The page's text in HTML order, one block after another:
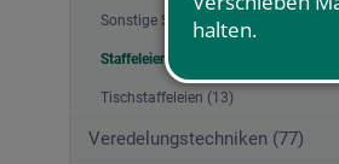
Sonstige Staffeleien (3)
Staffeleien Zubehör (3)
Tischstaffeleien (13)
Veredelungstechniken (77)